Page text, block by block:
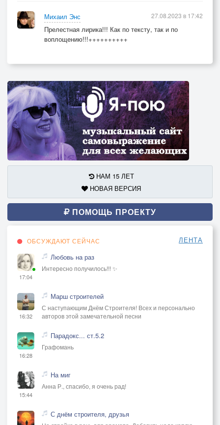
Михаил Энс
Прелестная лирика!!! Как по тексту, так и по
воплощению!!!++++++++++
27.08.2023 в 17:42
НАМ 15 ЛЕТ
НОВАЯ ВЕРСИЯ
ПОМОЩЬ ПРОЕКТУ
ОБСУЖДАЮТ СЕЙЧАС ЛЕНТА
17:04
Любовь на раз
Интересно получилось!!! ✨
16:32
Марш строителей
С наступающим Днём Строителя! Всех и персонально
авторов этой замечательной песни
16:28
Парадокс... ст.5.2
Графомань
15:44
На миг
Анна Р., спасибо, я очень рад!
С днём строителя, друзья